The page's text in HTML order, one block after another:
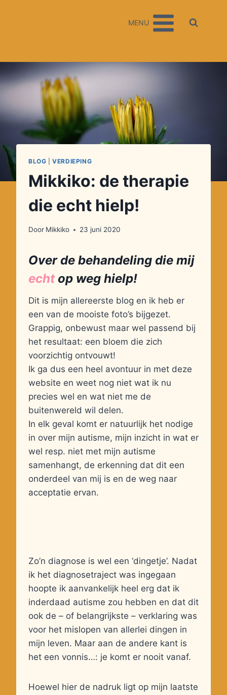
MENU
BLOG |VERDIEPING
Mikkiko: de therapie
die echt hielp!
Door Mikkiko 23 juni 2020
Over de behandeling die mij
echtop weg hielp!
Dit is mijn allereerste blog en ik heb er
een van de mooiste foto’s bijgezet.
Grappig, onbewust maar wel passend bij
het resultaat: een bloem die zich
voorzichtig ontvouwt!
Ik ga dus een heel avontuur in met deze
website en weet nog niet wat ik nu
precies wel en wat niet me de
buitenwereld wil delen.
In elk geval komt er natuurlijk het nodige
in over mijn autisme, mijn inzicht in wat er
wel resp. niet met mijn autisme
samenhangt, de erkenning dat dit een
onderdeel van mij is en de weg naar
acceptatie ervan.
Zo’n diagnose is wel een ‘dingetje’. Nadat
ik het diagnosetraject was ingegaan
hoopte ik aanvankelijk heel erg dat ik
inderdaad autisme zou hebben en dat dit
ook de – of belangrijkste – verklaring was
voor het mislopen van allerlei dingen in
mijn leven. Maar aan de andere kant is
het een vonnis…: je komt er nooit vanaf.
Hoewel hier de nadruk ligt op mijn laatste